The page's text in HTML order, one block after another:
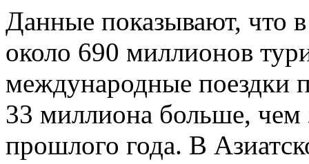
Данные показывают, что
около 690 миллионов
международные поездки
33 миллиона больше, чем
прошлого года. В